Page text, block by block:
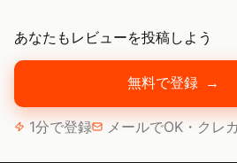
あなたもレビューを投稿しよう
無料で登録 →
1分で登録 メールでOK・クレ